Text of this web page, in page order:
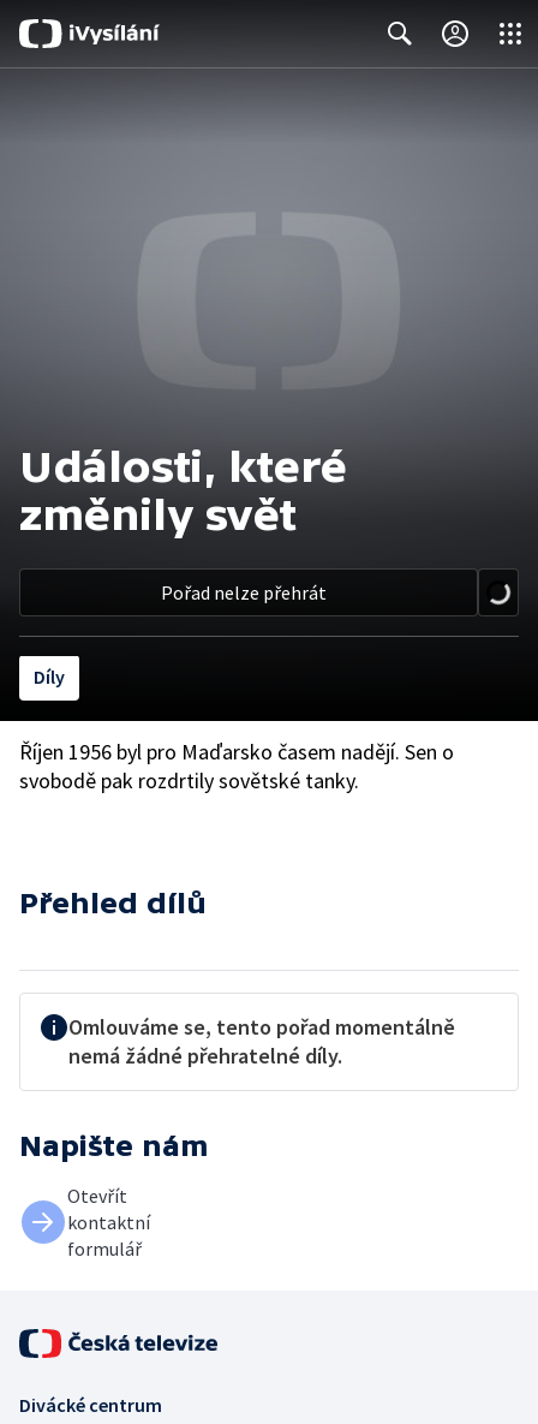
Události, které
změnily svět
Pořad nelze přehrát
Díly
Říjen 1956 byl pro Maďarsko časem nadějí. Sen o
svobodě pak rozdrtily sovětské tanky.
Přehled dílů
Omlouváme se, tento pořad momentálně
nemá žádné přehratelné díly.
Napište nám
Otevřít
kontaktní
formulář
Divácké centrum